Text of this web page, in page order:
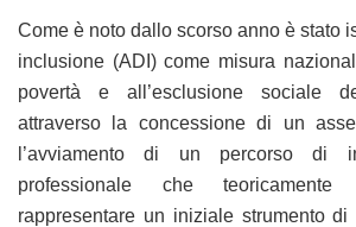
Come è noto dallo scorso anno è stato
inclusione (ADI) come misura
povertà e all’esclusione sociale
attraverso la concessione di un
l’avviamento di un percorso di
professionale che teoricamente
rappresentare un iniziale strumento di